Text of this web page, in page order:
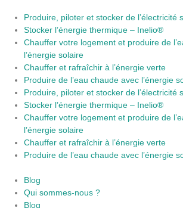
Produire, piloter et stocker de l’électricité
Stocker l’énergie thermique – Inelio®
Chauffer votre logement et produire de
l’énergie solaire
Chauffer et rafraîchir à l’énergie verte
Produire de l’eau chaude avec l’énergie
Produire, piloter et stocker de l’électricité
Stocker l’énergie thermique – Inelio®
Chauffer votre logement et produire de
l’énergie solaire
Chauffer et rafraîchir à l’énergie verte
Produire de l’eau chaude avec l’énergie
Blog
Qui sommes-nous ?
Blog